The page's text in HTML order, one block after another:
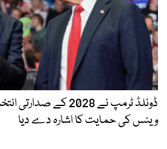
ڈونلڈ ٹرمپ نے 2028
وینس کی حمایت کا اشارہ دے دیا